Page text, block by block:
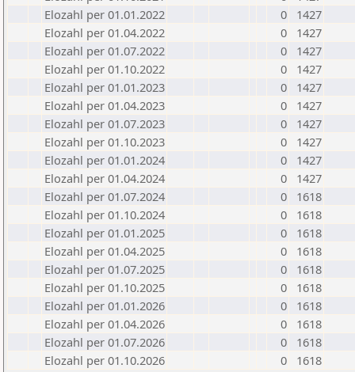
Elozahl per 01.01.2022
0
1427
Elozahl per 01.04.2022
0
1427
Elozahl per 01.07.2022
0
1427
Elozahl per 01.10.2022
0
1427
Elozahl per 01.01.2023
0
1427
Elozahl per 01.04.2023
0
1427
Elozahl per 01.07.2023
0
1427
Elozahl per 01.10.2023
0
1427
Elozahl per 01.01.2024
0
1427
Elozahl per 01.04.2024
0
1427
Elozahl per 01.07.2024
0
1618
Elozahl per 01.10.2024
0
1618
Elozahl per 01.01.2025
0
1618
Elozahl per 01.04.2025
0
1618
Elozahl per 01.07.2025
0
1618
Elozahl per 01.10.2025
0
1618
Elozahl per 01.01.2026
0
1618
Elozahl per 01.04.2026
0
1618
Elozahl per 01.07.2026
0
1618
Elozahl per 01.10.2026
0 1618